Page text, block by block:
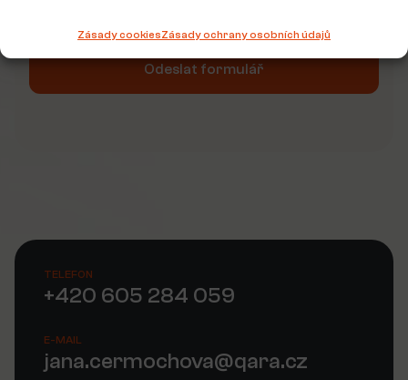
Zásady cookiesZásady ochrany osobních údajů
Odeslat formulář
TELEFON
+420 605 284 059
E-MAIL
jana.cermochova@qara.cz